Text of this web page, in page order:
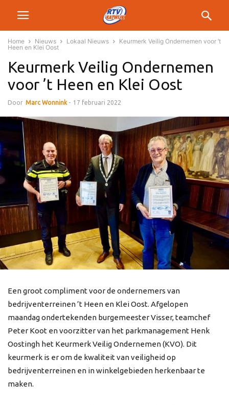
Home Nieuws Lokaal Nieuws
Keurmerk Veilig Ondernemen voor ’t
Heen en Klei Oost
Keurmerk Veilig Ondernemen
voor ’t Heen en Klei Oost
Door Marc Wonnink - 17 februari 2022
Een groot compliment voor de ondernemers van
bedrijventerreinen ’t Heen en Klei Oost. Afgelopen
maandag ondertekenden burgemeester Visser, teamchef
Peter Koot en voorzitter van het parkmanagement Henk
Oostingh het Keurmerk Veilig Ondernemen (KVO). Dit
keurmerk is er om de kwaliteit van veiligheid op
bedrijventerreinen en in winkelgebieden herkenbaar te
maken.